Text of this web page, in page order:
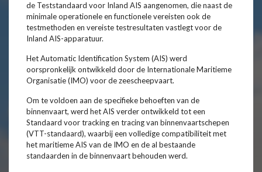
de Teststandaard voor Inland AIS aangenomen, die naast de
minimale operationele en functionele vereisten ook de
testmethoden en vereiste testresultaten vastlegt voor de
Inland AIS-apparatuur.
Het Automatic Identification System (AIS) werd
oorspronkelijk ontwikkeld door de Internationale Maritieme
Organisatie (IMO) voor de zeescheepvaart.
Om te voldoen aan de specifieke behoeften van de
binnenvaart, werd het AIS verder ontwikkeld tot een
Standaard voor tracking en tracing van binnenvaartschepen
(VTT-standaard), waarbij een volledige compatibiliteit met
het maritieme AIS van de IMO en de al bestaande
standaarden in de binnenvaart behouden werd.